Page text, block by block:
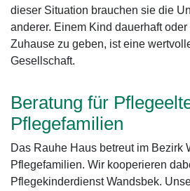
dieser Situation brauchen sie die
anderer. Einem Kind dauerhaft
Zuhause zu geben, ist eine
Gesellschaft.
Beratung für
Pflegefamilien
Das Rauhe Haus betreut im Bezirk
Pflegefamilien. Wir kooperieren
Pflegekinderdienst Wandsbek.